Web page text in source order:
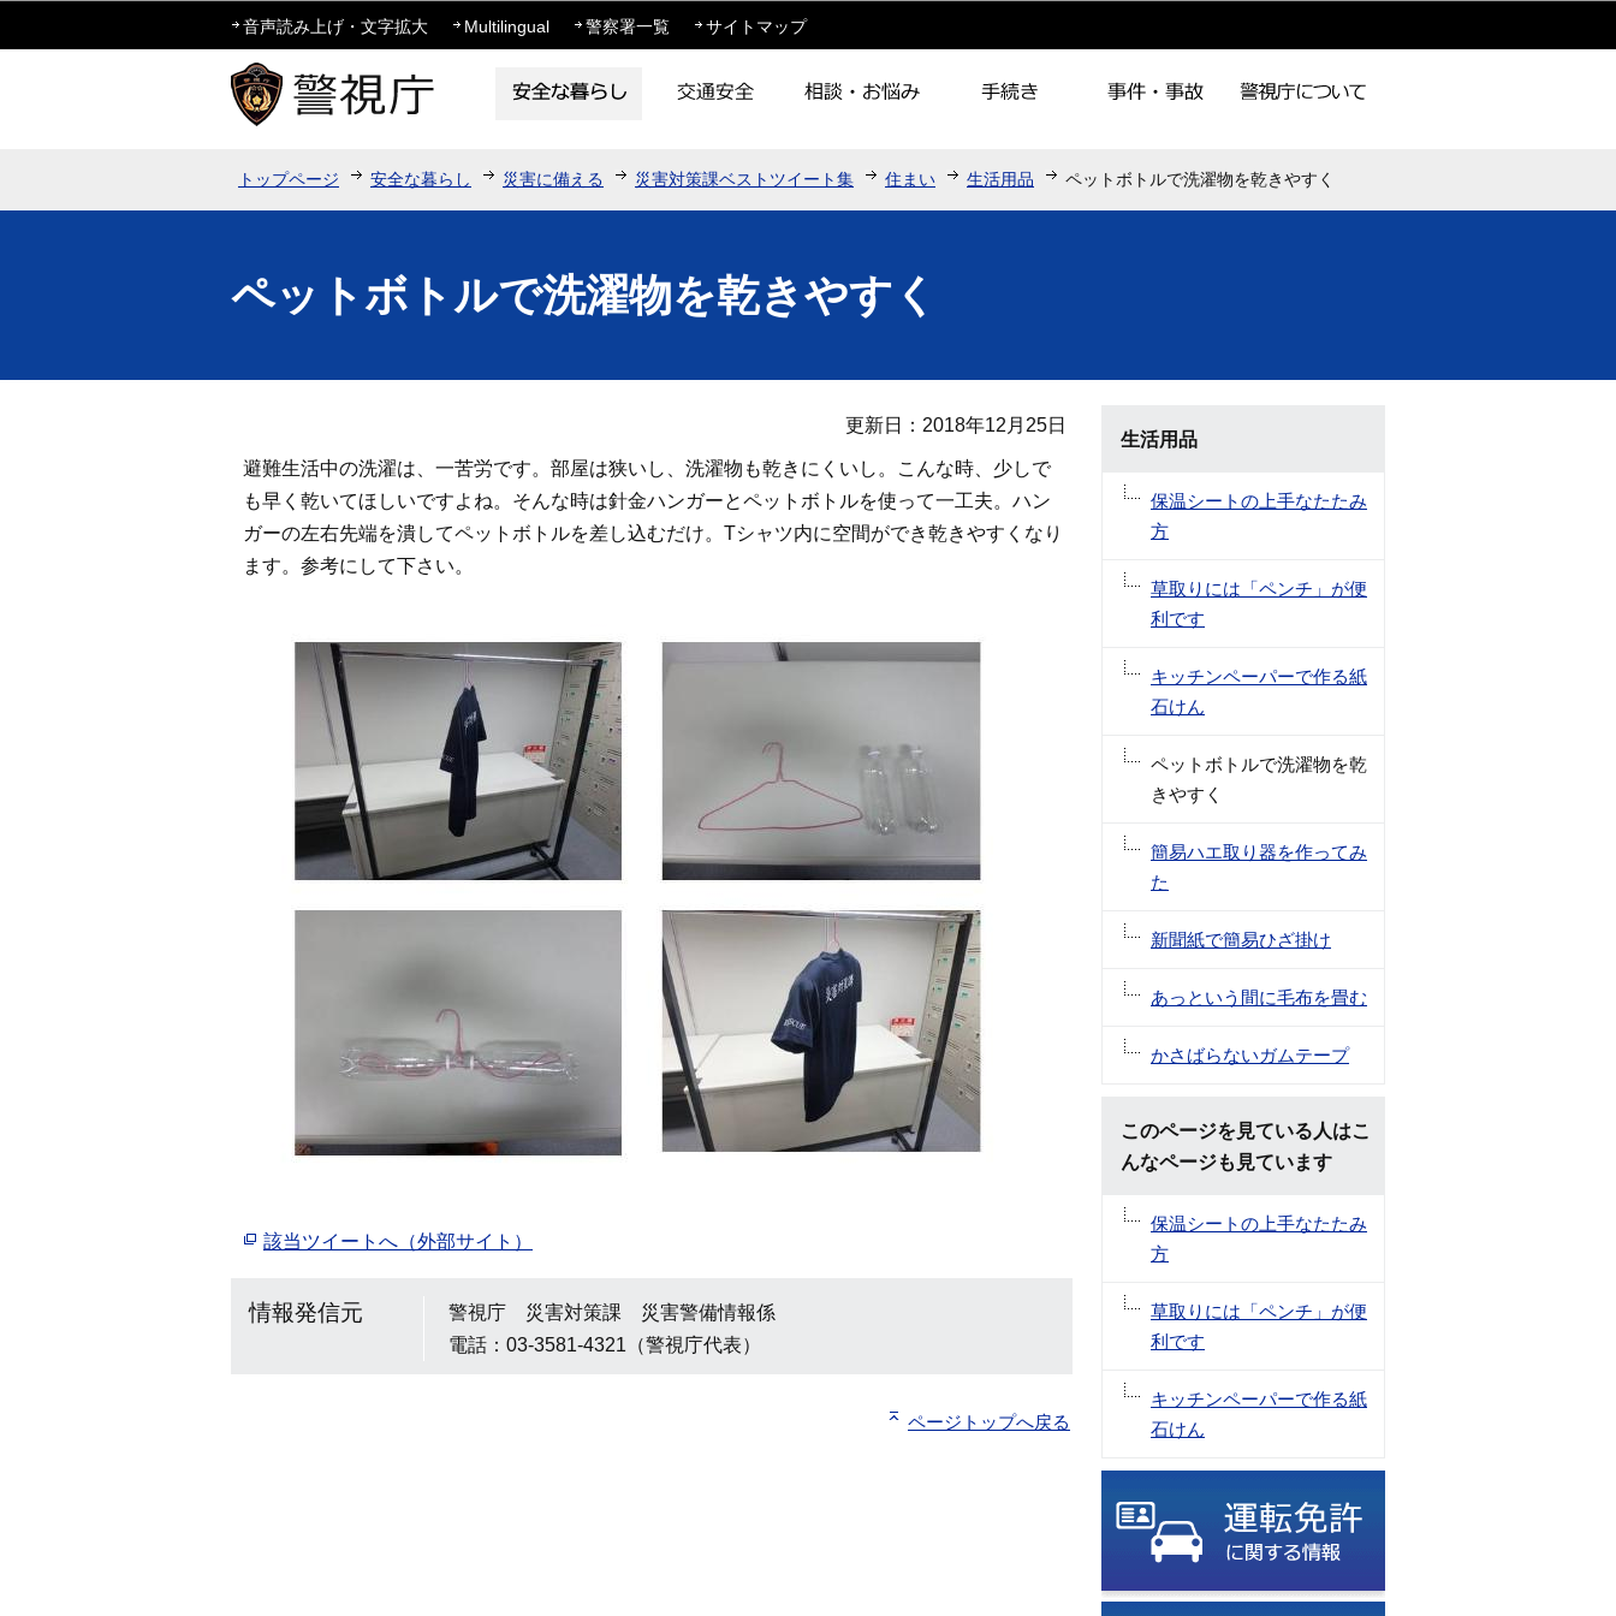
このページの本文へ移動
音声読み上げ・文字拡大 Multilingual 警察署一覧 サイトマップ
トップページ 安全な暮らし 災害に備える 災害対策課ベストツイート集 住まい 生活用品 ペットボトルで洗濯物を乾きやすく
ペットボトルで洗濯物を乾きやすく
更新日：2018年12月25日
避難生活中の洗濯は、一苦労です。部屋は狭いし、洗濯物も乾きにくいし。こんな時、少しで
も早く乾いてほしいですよね。そんな時は針金ハンガーとペットボトルを使って一工夫。ハン
ガーの左右先端を潰してペットボトルを差し込むだけ。Tシャツ内に空間ができ乾きやすくなり
ます。参考にして下さい。
該当ツイートへ（外部サイト）
情報発信元
警視庁 災害対策課 災害警備情報係
電話：03-3581-4321（警視庁代表）
ページトップへ戻る
生活用品
保温シートの上手なたたみ
方
草取りには「ペンチ」が便
利です
キッチンペーパーで作る紙
石けん
ペットボトルで洗濯物を乾
きやすく
簡易ハエ取り器を作ってみ
た
新聞紙で簡易ひざ掛け
あっという間に毛布を畳む
かさばらないガムテープ
このページを見ている人はこ
んなページも見ています
保温シートの上手なたたみ
方
草取りには「ペンチ」が便
利です
キッチンペーパーで作る紙
石けん